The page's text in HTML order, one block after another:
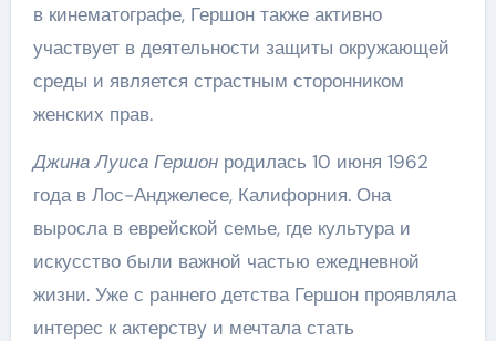
в кинематографе, Гершон также активно
участвует в деятельности защиты окружающей
среды и является страстным сторонником
женских прав.
Джина Луиса Гершонродилась 10 июня 1962
года в Лос-Анджелесе, Калифорния. Она
выросла в еврейской семье, где культура и
искусство были важной частью ежедневной
жизни. Уже с раннего детства Гершон проявляла
интерес к актерству и мечтала стать